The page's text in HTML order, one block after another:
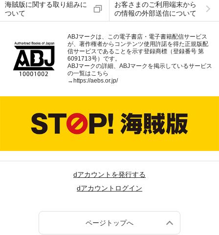
海賊版に関する取り組みに
ついて
お客さまのご利用端末から
の情報の外部送信について
ABJマークは、この電子書店・電子書籍配信サービス
が、著作権者からコンテンツ使用許諾を得た正規版配
信サービスであることを示す登録商標（登録番号 第
6091713号）です。
ABJマークの詳細、ABJマークを掲示しているサービス
の一覧はこちら
→ https://aebs.or.jp/
dアカウントを発行する
dアカウントログイン
ページトップへ